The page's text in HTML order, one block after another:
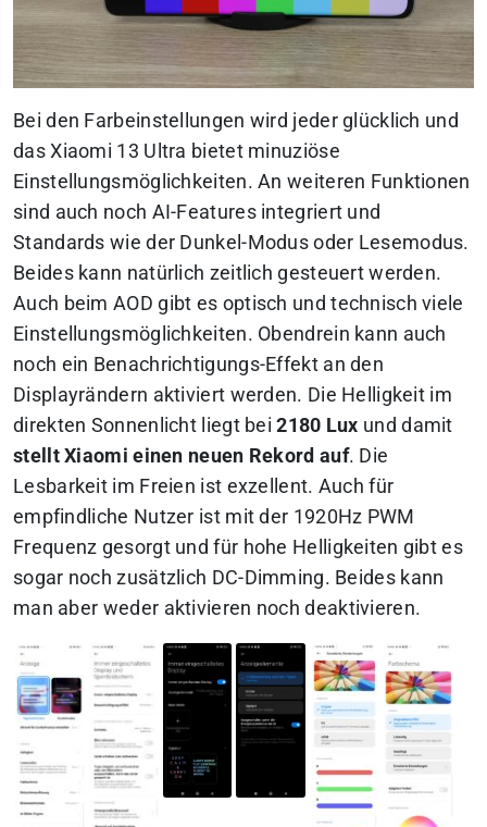
Bei den Farbeinstellungen wird jeder glücklich und
das Xiaomi 13 Ultra bietet minuziöse
Einstellungsmöglichkeiten. An weiteren Funktionen
sind auch noch AI-Features integriert und
Standards wie der Dunkel-Modus oder Lesemodus.
Beides kann natürlich zeitlich gesteuert werden.
Auch beim AOD gibt es optisch und technisch viele
Einstellungsmöglichkeiten. Obendrein kann auch
noch ein Benachrichtigungs-Effekt an den
Displayrändern aktiviert werden. Die Helligkeit im
direkten Sonnenlicht liegt bei2180 Lux und damit
stellt Xiaomi einen neuen Rekord auf. Die
Lesbarkeit im Freien ist exzellent. Auch für
empfindliche Nutzer ist mit der 1920Hz PWM
Frequenz gesorgt und für hohe Helligkeiten gibt es
sogar noch zusätzlich DC-Dimming. Beides kann
man aber weder aktivieren noch deaktivieren.